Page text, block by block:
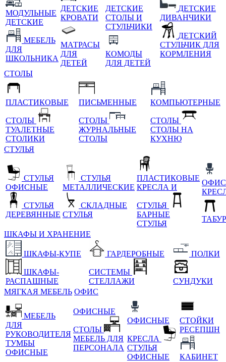
МОДУЛЬНЫЕ
ДЕТСКИЕ
МЕБЕЛЬ
ДЛЯ
ШКОЛЬНИКА
ДЕТСКИЕ
КРОВАТИ
МАТРАСЫ
ДЛЯ
ДЕТЕЙ
ДЕТСКИЕ
СТОЛЫ И
СТУЛЬЧИКИ
КОМОДЫ
ДЛЯ ДЕТЕЙ
ДЕТСКИЕ
ДИВАНЧИКИ
ДЕТСКИЙ
СТУЛЬЧИК ДЛЯ
КОРМЛЕНИЯ
СТОЛЫ
ПЛАСТИКОВЫЕ
СТОЛЫ
ТУАЛЕТНЫЕ
СТОЛИКИ
ПИСЬМЕННЫЕ
СТОЛЫ
ЖУРНАЛЬНЫЕ
СТОЛЫ
КОМПЬЮТЕРНЫЕ
СТОЛЫ
СТОЛЫ НА
КУХНЮ
СТУЛЬЯ
СТУЛЬЯ
ОФИСНЫЕ
СТУЛЬЯ
ДЕРЕВЯННЫЕ
СТУЛЬЯ
МЕТАЛЛИЧЕСКИЕ
СКЛАДНЫЕ
СТУЛЬЯ
ПЛАСТИКОВЫЕ
КРЕСЛА И
СТУЛЬЯ
БАРНЫЕ
СТУЛЬЯ
ШКАФЫ И ХРАНЕНИЕ
ШКАФЫ-КУПЕ
ШКАФЫ-
РАСПАШНЫЕ
ГАРДЕРОБНЫЕ
СИСТЕМЫ
СТЕЛЛАЖИ
ПОЛКИ
СУНДУКИ
МЯГКАЯ МЕБЕЛЬ ОФИС
МЕБЕЛЬ
ДЛЯ
РУКОВОДИТЕЛЯ
ТУМБЫ
ОФИСНЫЕ
ОФИСНЫЕ
СТОЛЫ
МЕБЕЛЬ ДЛЯ
ПЕРСОНАЛА
ОФИСНЫЕ
КРЕСЛА
СТУЛЬЯ
ОФИСНЫЕ
СТОЙКИ
РЕСЕПШН
КАБИНЕТ